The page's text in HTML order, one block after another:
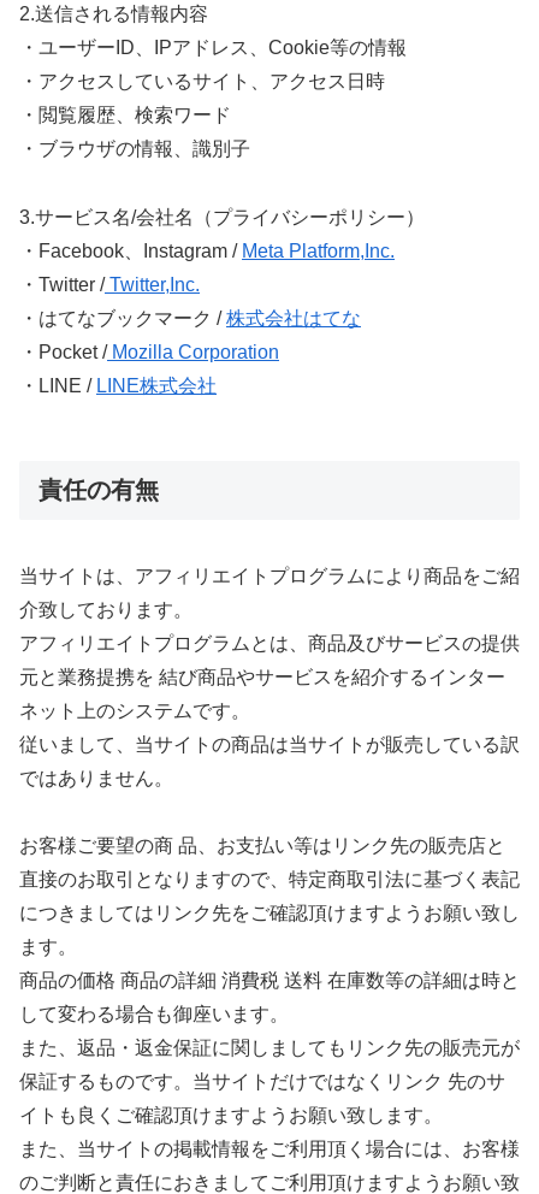
2.送信される情報内容
・ユーザーID、IPアドレス、Cookie等の情報
・アクセスしているサイト、アクセス日時
・閲覧履歴、検索ワード
・ブラウザの情報、識別子
3.サービス名/会社名（プライバシーポリシー）
・Facebook、Instagram / Meta Platform,Inc.
・Twitter /Twitter,Inc.
・はてなブックマーク /株式会社はてな
・Pocket /Mozilla Corporation
・LINE / LINE株式会社
責任の有無
当サイトは、アフィリエイトプログラムにより商品をご紹
介致しております。
アフィリエイトプログラムとは、商品及びサービスの提供
元と業務提携を 結び商品やサービスを紹介するインター
ネット上のシステムです。
従いまして、当サイトの商品は当サイトが販売している訳
ではありません。
お客様ご要望の商 品、お支払い等はリンク先の販売店と
直接のお取引となりますので、特定商取引法に基づく表記
につきましてはリンク先をご確認頂けますようお願い致し
ます。
商品の価格 商品の詳細 消費税 送料 在庫数等の詳細は時と
して変わる場合も御座います。
また、返品・返金保証に関しましてもリンク先の販売元が
保証するものです。当サイトだけではなくリンク 先のサ
イトも良くご確認頂けますようお願い致します。
また、当サイトの掲載情報をご利用頂く場合には、お客様
のご判断と責任におきましてご利用頂けますようお願い致